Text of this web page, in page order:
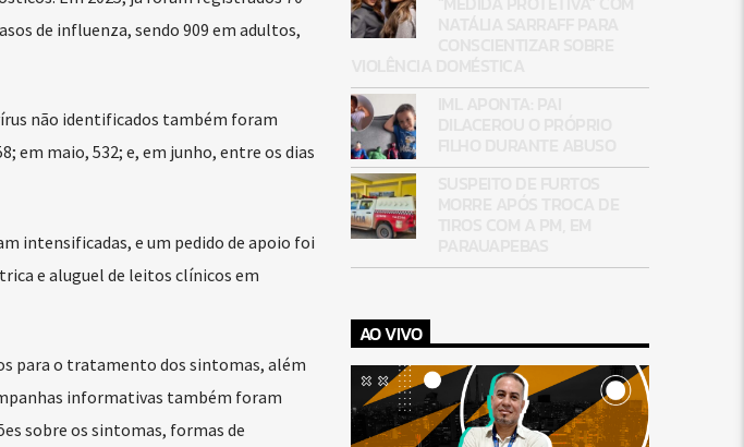
de influenza, sendo 909 em adultos,
não identificados também foram
em maio, 532; e, em junho, entre os dias
intensificadas, e um pedido de apoio foi
e aluguel de leitos clínicos em
para o tratamento dos sintomas, além
informativas também foram
sobre os sintomas, formas de
AO VIVO